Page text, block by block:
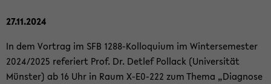
27.11.2024
In dem Vor­trag im SFB 1288-​Kolloquium im Win­ter­se­mes­ter
2024/2025 re­fe­riert Prof. Dr. Det­lef Pol­lack (Uni­ver­si­tät
Müns­ter) ab 16 Uhr in Raum X-​E0-222 zum Thema „Dia­gno­se